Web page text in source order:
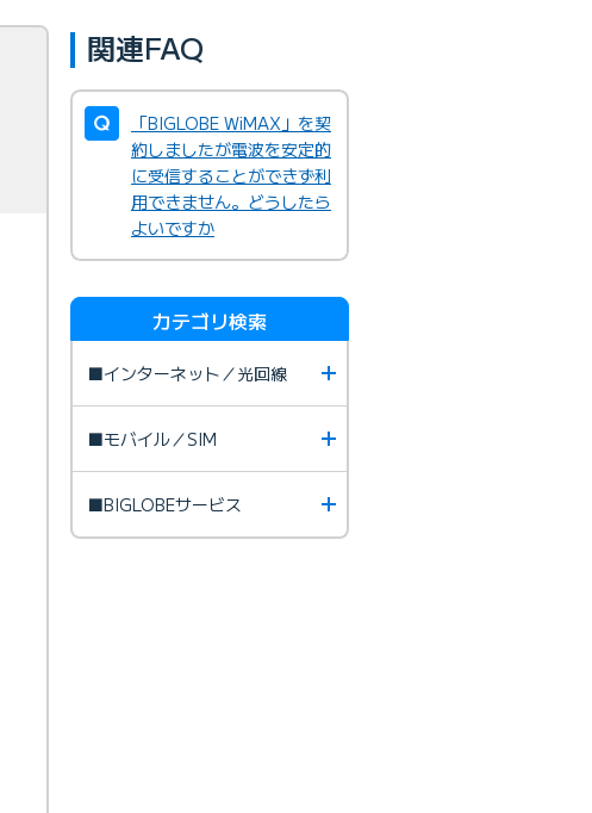
関連FAQ
「BIGLOBE WiMAX」を契
約しましたが電波を安定的
に受信することができず利
用できません。どうしたら
よいですか
カテゴリ検索
■インターネット／光回線
■モバイル／SIM
■BIGLOBEサービス